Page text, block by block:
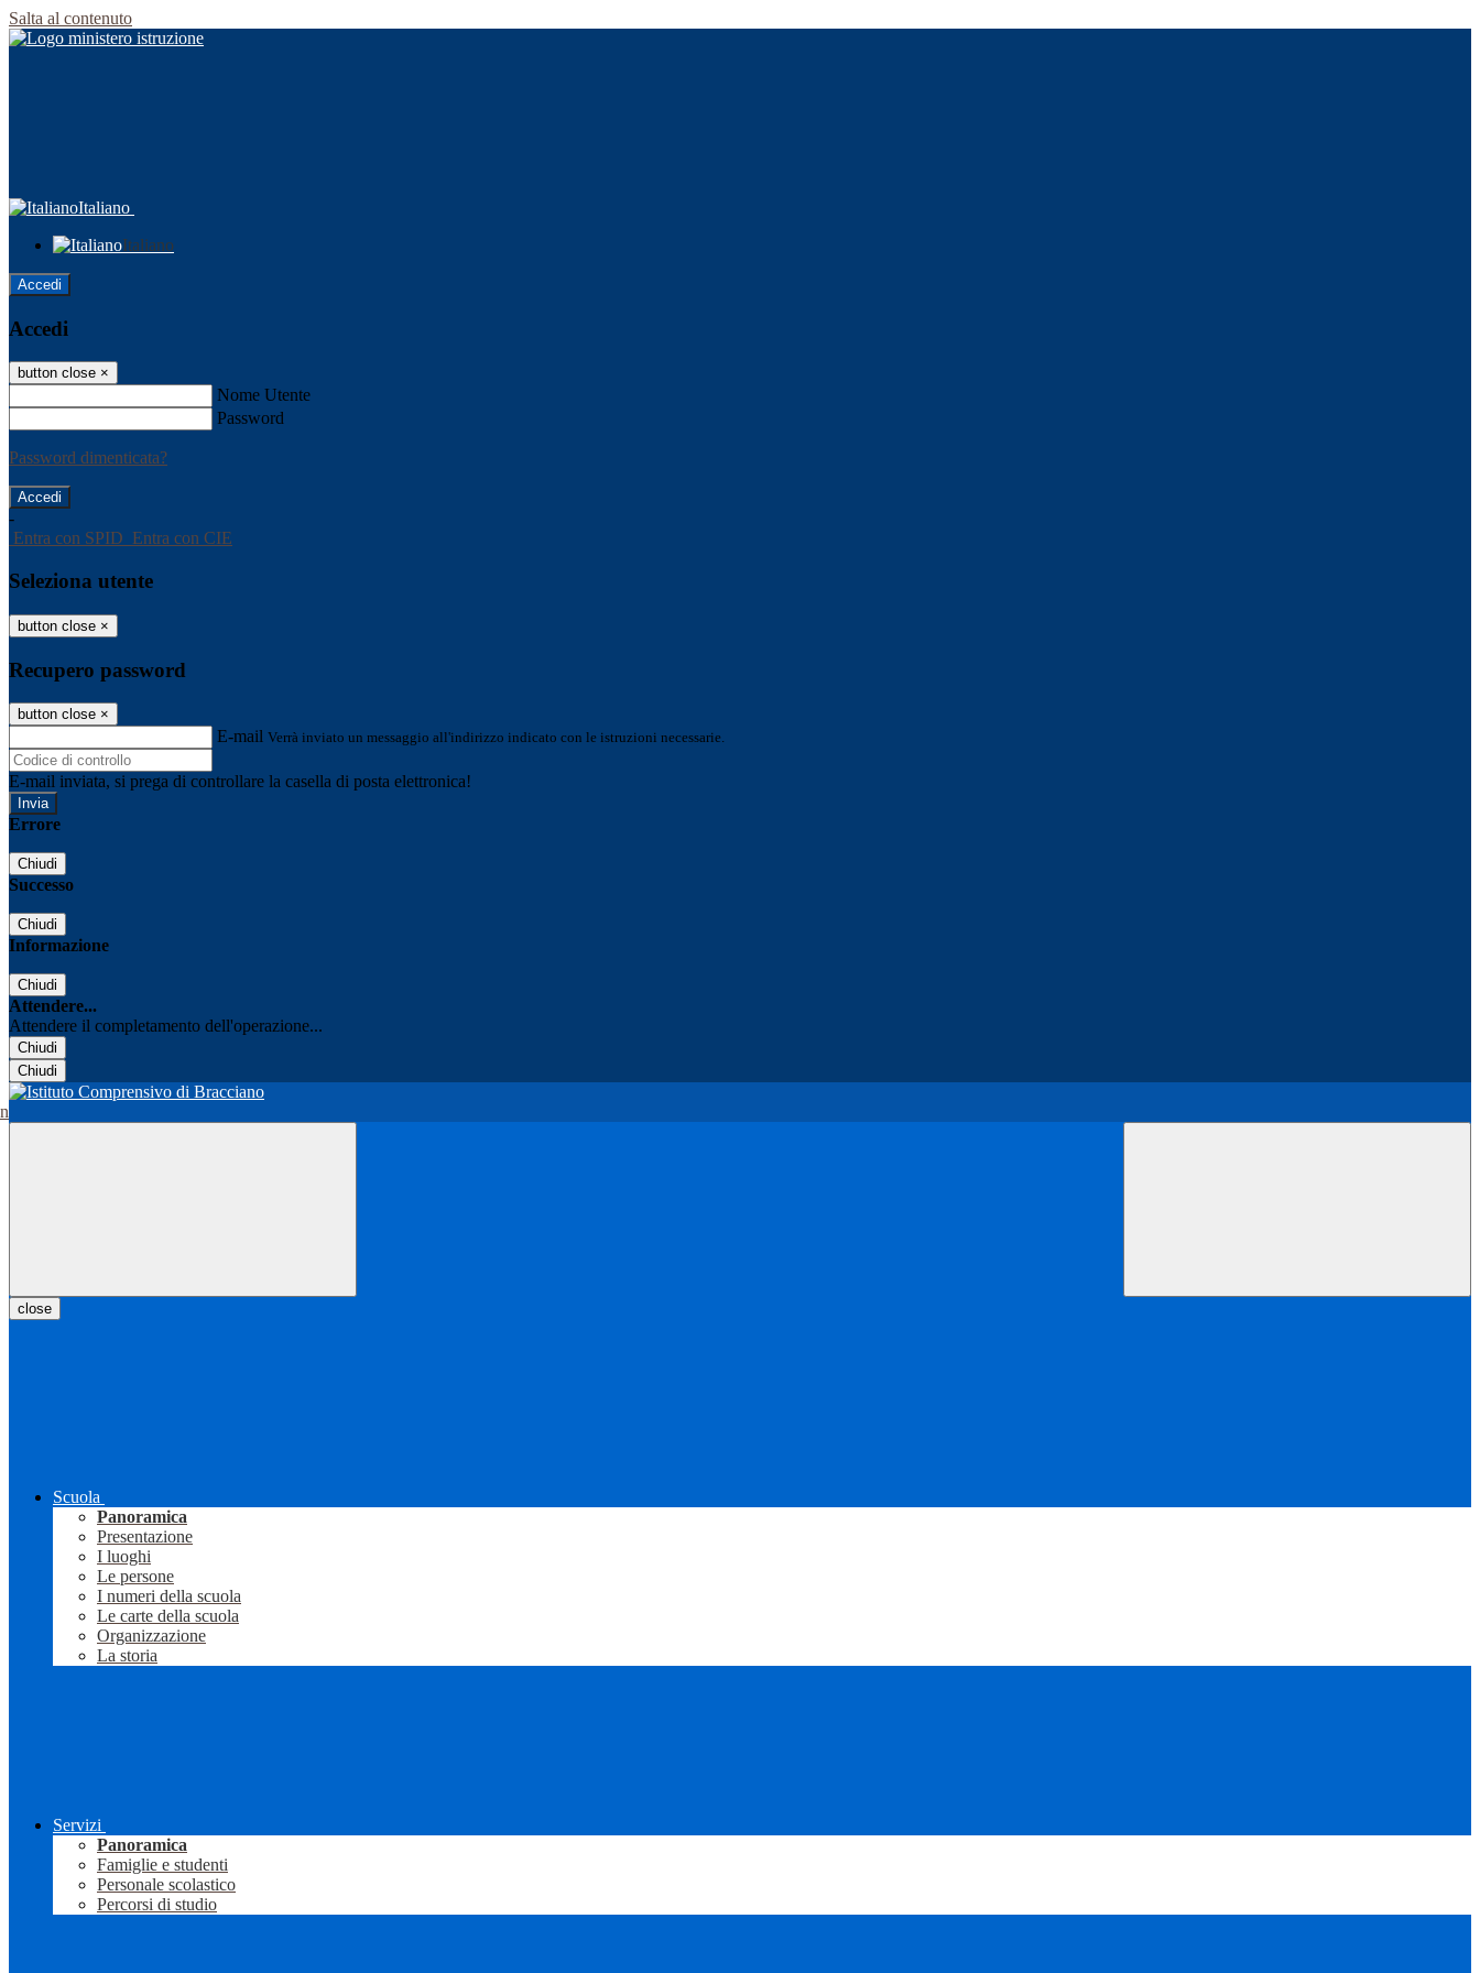
Salta al contenuto
Italiano
Italiano
Accedi
Accedi
button close ×
Nome Utente
Password
Password dimenticata?
-
Entra con SPID Entra con CIE
Seleziona utente
button close ×
Recupero password
button close ×
E-mail Verrà inviato un messaggio all'indirizzo indicato con le istruzioni necessarie.
E-mail inviata, si prega di controllare la casella di posta elettronica!
Errore
Chiudi
Successo
Chiudi
Informazione
Chiudi
Attendere...
Attendere il completamento dell'operazione...
Chiudi
Chiudi
close
Scuola
Panoramica
Presentazione
I luoghi
Le persone
I numeri della scuola
Le carte della scuola
Organizzazione
La storia
Servizi
Panoramica
Famiglie e studenti
Personale scolastico
Percorsi di studio